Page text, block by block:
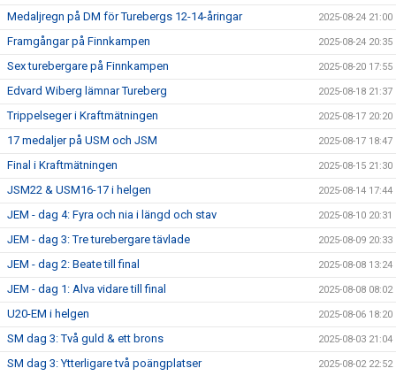
Medaljregn på DM för Turebergs 12-14-åringar 2025-08-24 21:00
Framgångar på Finnkampen 2025-08-24 20:35
Sex turebergare på Finnkampen 2025-08-20 17:55
Edvard Wiberg lämnar Tureberg 2025-08-18 21:37
Trippelseger i Kraftmätningen 2025-08-17 20:20
17 medaljer på USM och JSM 2025-08-17 18:47
Final i Kraftmätningen 2025-08-15 21:30
JSM22 & USM16-17 i helgen 2025-08-14 17:44
JEM - dag 4: Fyra och nia i längd och stav 2025-08-10 20:31
JEM - dag 3: Tre turebergare tävlade 2025-08-09 20:33
JEM - dag 2: Beate till final 2025-08-08 13:24
JEM - dag 1: Alva vidare till final 2025-08-08 08:02
U20-EM i helgen 2025-08-06 18:20
SM dag 3: Två guld & ett brons 2025-08-03 21:04
SM dag 3: Ytterligare två poängplatser 2025-08-02 22:52